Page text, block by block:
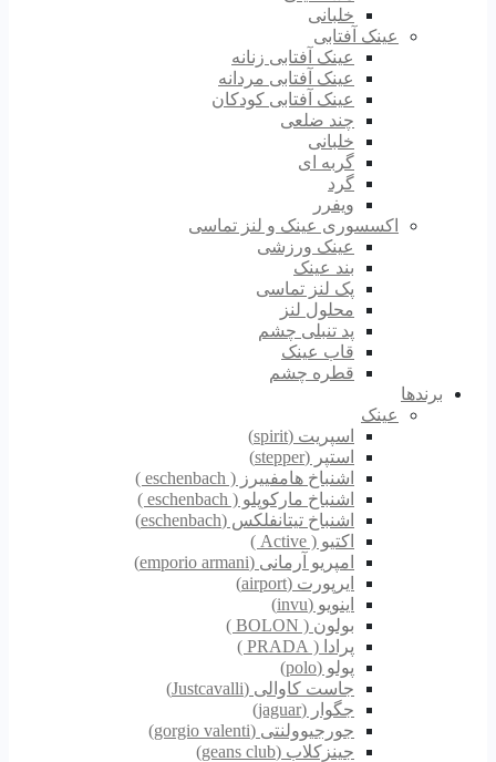
خلبانی
عینک آفتابی
عینک آفتابی زنانه
عینک آفتابی مردانه
عینک آفتابی کودکان
چند ضلعی
خلبانی
گربه ای
گرد
ویفرر
اکسسوری عینک و لنز تماسی
عینک ورزشی
بند عینک
پک لنز تماسی
محلول لنز
پد تنبلی چشم
قاب عینک
قطره چشم
برندها
عینک
اسپریت (spirit)
استپر (stepper)
اشنباخ هامفییرز ( eschenbach )
اشنباخ مارکوپلو ( eschenbach )
اشنباخ تیتانفلکس (eschenbach)
اکتیو ( Active )
امپریو آرمانی (emporio armani)
ایرپورت (airport)
اینویو (invu)
بولون ( BOLON )
پرادا ( PRADA )
پولو (polo)
جاست کاوالی (Justcavalli)
جگوار (jaguar)
جورجیوولنتی (gorgio valenti)
جینزکلاب (geans club)